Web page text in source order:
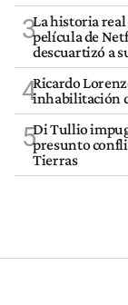
3La historia real
película de
descuartizó a
4Ricardo
inhabilitación
5Di Tullio
presunto
Tierras